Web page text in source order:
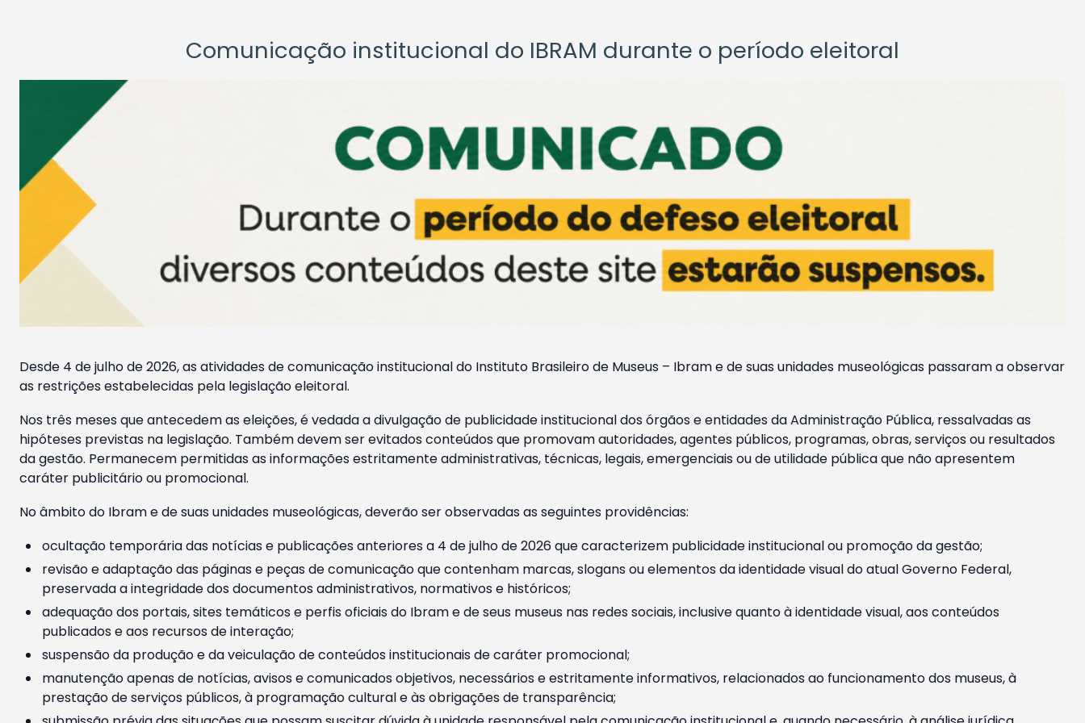
Comunicação institucional do IBRAM durante o período eleitoral
Desde 4 de julho de 2026, as atividades de comunicação institucional do Instituto Brasileiro de Museus – Ibram e de suas unidades museológicas passaram a observar
as restrições estabelecidas pela legislação eleitoral.
Nos três meses que antecedem as eleições, é vedada a divulgação de publicidade institucional dos órgãos e entidades da Administração Pública, ressalvadas as
hipóteses previstas na legislação. Também devem ser evitados conteúdos que promovam autoridades, agentes públicos, programas, obras, serviços ou resultados
da gestão. Permanecem permitidas as informações estritamente administrativas, técnicas, legais, emergenciais ou de utilidade pública que não apresentem
caráter publicitário ou promocional.
No âmbito do Ibram e de suas unidades museológicas, deverão ser observadas as seguintes providências:
ocultação temporária das notícias e publicações anteriores a 4 de julho de 2026 que caracterizem publicidade institucional ou promoção da gestão;
revisão e adaptação das páginas e peças de comunicação que contenham marcas, slogans ou elementos da identidade visual do atual Governo Federal,
preservada a integridade dos documentos administrativos, normativos e históricos;
adequação dos portais, sites temáticos e perfis oficiais do Ibram e de seus museus nas redes sociais, inclusive quanto à identidade visual, aos conteúdos
publicados e aos recursos de interação;
suspensão da produção e da veiculação de conteúdos institucionais de caráter promocional;
manutenção apenas de notícias, avisos e comunicados objetivos, necessários e estritamente informativos, relacionados ao funcionamento dos museus, à
prestação de serviços públicos, à programação cultural e às obrigações de transparência;